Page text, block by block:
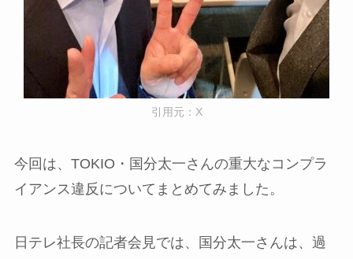
引用元：X
今回は、TOKIO・国分太一さんの重大なコンプラ
イアンス違反についてまとめてみました。
日テレ社長の記者会見では、国分太一さんは、過